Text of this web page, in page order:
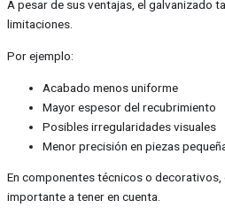
A pesar de sus ventajas, el galvanizado
limitaciones.
Por ejemplo:
Acabado menos uniforme
Mayor espesor del recubrimiento
Posibles irregularidades visuales
Menor precisión en piezas
En componentes técnicos o
importante a tener en cuenta.